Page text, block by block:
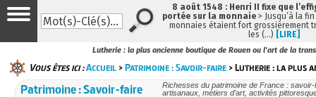
Lutherie : la plus ancienne boutique de Rouen ou l'art de la
Vous êtes ici :Accueil >Patrimoine : Savoir-faire > Lutherie : la plus
Patrimoine : Savoir-faire
Richesses du patrimoine de France :
artisanaux, métiers d’art, activités
8 août 1548 : Henri II fixe que
portée sur la monnaie > Jusqu’à la
monnaies étaient fort grossièrement
les (…) [LIRE]